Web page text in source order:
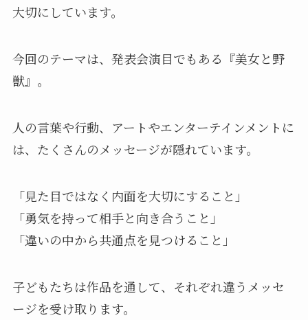
大切にしています。
今回のテーマは、発表会演目でもある『美女と野
獣』。
人の言葉や行動、アートやエンターテインメントに
は、たくさんのメッセージが隠れています。
「見た目ではなく内面を大切にすること」
「勇気を持って相手と向き合うこと」
「違いの中から共通点を見つけること」
子どもたちは作品を通して、それぞれ違うメッセ
ージを受け取ります。